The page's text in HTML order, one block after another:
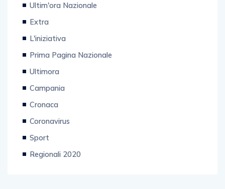
Ultim'ora Nazionale
Extra
L'iniziativa
Prima Pagina Nazionale
Ultimora
Campania
Cronaca
Coronavirus
Sport
Regionali 2020